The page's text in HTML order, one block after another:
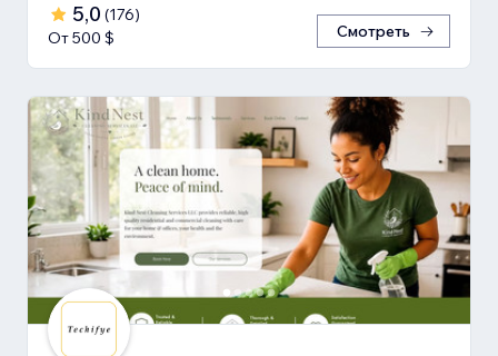
5,0 (176)
От 500 $
Смотреть